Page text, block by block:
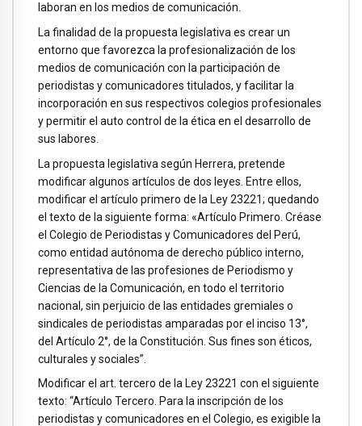
laboran en los medios de comunicación.
La finalidad de la propuesta legislativa es crear un
entorno que favorezca la profesionalización de los
medios de comunicación con la participación de
periodistas y comunicadores titulados, y facilitar la
incorporación en sus respectivos colegios profesionales
y permitir el auto control de la ética en el desarrollo de
sus labores.
La propuesta legislativa según Herrera, pretende
modificar algunos artículos de dos leyes. Entre ellos,
modificar el artículo primero de la Ley 23221; quedando
el texto de la siguiente forma: «Artículo Primero. Créase
el Colegio de Periodistas y Comunicadores del Perú,
como entidad autónoma de derecho público interno,
representativa de las profesiones de Periodismo y
Ciencias de la Comunicación, en todo el territorio
nacional, sin perjuicio de las entidades gremiales o
sindicales de periodistas amparadas por el inciso 13°,
del Artículo 2°, de la Constitución. Sus fines son éticos,
culturales y sociales”.
Modificar el art. tercero de la Ley 23221 con el siguiente
texto: “Artículo Tercero. Para la inscripción de los
periodistas y comunicadores en el Colegio, es exigible la